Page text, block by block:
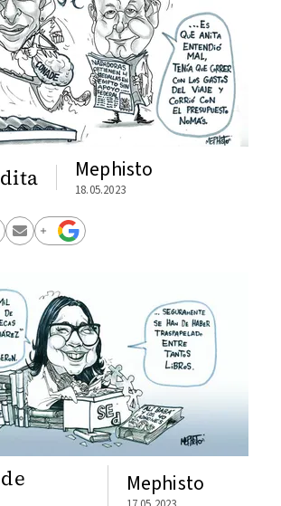
Mephisto
18.05.2023
Mephisto